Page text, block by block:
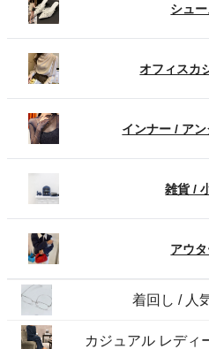
シュ
オフィスカ
インナー / ア
雑貨 /
アウ
着回し / 人
カジュアル レディ